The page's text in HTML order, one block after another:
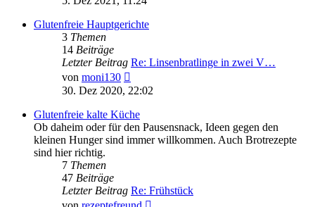
Glutenfreie Hauptgerichte
3 Themen
14 Beiträge
Letzter Beitrag Re: Linsenbratlinge in zwei V…
von moni130
Beitrag
30. Dez 2020, 22:02
Glutenfreie kalte Küche
Ob daheim oder für den Pausensnack, Ideen gegen den
kleinen Hunger sind immer willkommen. Auch Brotrezepte
sind hier richtig.
7 Themen
47 Beiträge
Letzter Beitrag Re: Frühstück